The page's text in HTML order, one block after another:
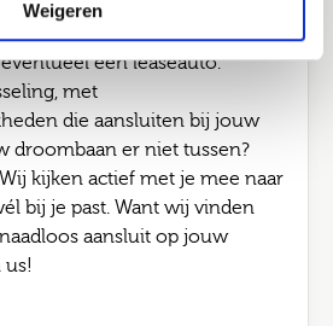
Weigeren
Denk aan uitstekende
een aantrekkelijk salaris, een
een leaseauto.
met
die aansluiten bij jouw
droombaan er niet tussen?
kijken actief met je mee naar
bij je past. Want wij vinden
aansluit op jouw
us!